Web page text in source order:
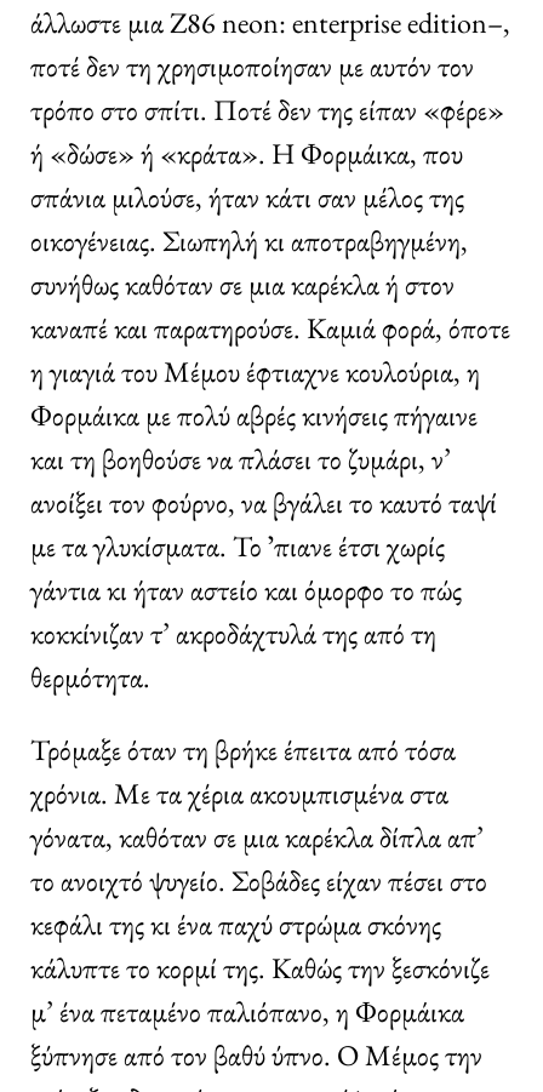
άλλωστε μια Ζ86 neon: enterprise edition–,
ποτέ δεν τη χρησιμοποίησαν με αυτόν τον
τρόπο στο σπίτι. Ποτέ δεν της είπαν «φέρε»
ή «δώσε» ή «κράτα». Η Φορμάικα, που
σπάνια μιλούσε, ήταν κάτι σαν μέλος της
οικογένειας. Σιωπηλή κι αποτραβηγμένη,
συνήθως καθόταν σε μια καρέκλα ή στον
καναπέ και παρατηρούσε. Καμιά φορά, όποτε
η γιαγιά του Μέμου έφτιαχνε κουλούρια, η
Φορμάικα με πολύ αβρές κινήσεις πήγαινε
και τη βοηθούσε να πλάσει το ζυμάρι, ν’
ανοίξει τον φούρνο, να βγάλει το καυτό ταψί
με τα γλυκίσματα. Το ʼπιανε έτσι χωρίς
γάντια κι ήταν αστείο και όμορφο το πώς
κοκκίνιζαν τ’ ακροδάχτυλά της από τη
θερμότητα.
Τρόμαξε όταν τη βρήκε έπειτα από τόσα
χρόνια. Με τα χέρια ακουμπισμένα στα
γόνατα, καθόταν σε μια καρέκλα δίπλα απ’
το ανοιχτό ψυγείο. Σοβάδες είχαν πέσει στο
κεφάλι της κι ένα παχύ στρώμα σκόνης
κάλυπτε το κορμί της. Καθώς την ξεσκόνιζε
μ’ ένα πεταμένο παλιόπανο, η Φορμάικα
ξύπνησε από τον βαθύ ύπνο. Ο Μέμος την